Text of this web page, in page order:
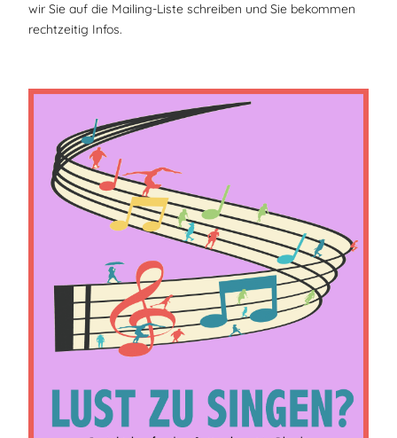
wir Sie auf die Mailing-Liste schreiben und Sie bekommen
rechtzeitig Infos.